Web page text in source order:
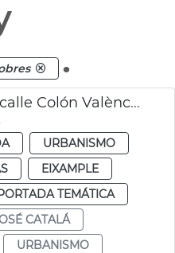
.
Dos semanas obras calle Colón València
URBANISMO
EIXAMPLE
TEMÁTICA
CATALÁ
URBANISMO